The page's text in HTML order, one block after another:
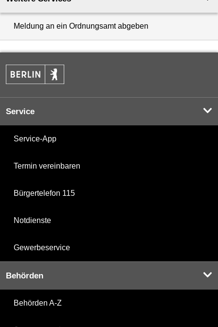
Meldung an ein Ordnungsamt abgeben
Service
Service-App
Termin vereinbaren
Bürgertelefon 115
Notdienste
Gewerbeservice
Behörden
Behörden A-Z